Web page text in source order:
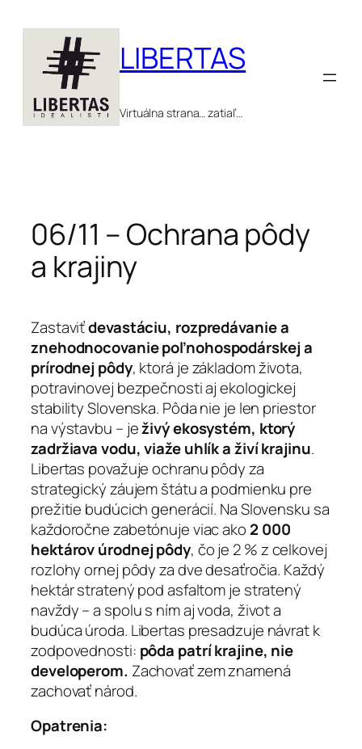
obsah
LIBERTAS
Virtuálna strana… zatiaľ…
06/11 – Ochrana pôdy
a krajiny
Zastaviťdevastáciu, rozpredávanie a
znehodnocovanie poľnohospodárskej a
prírodnej pôdy, ktorá je základom života,
potravinovej bezpečnosti aj ekologickej
stability Slovenska. Pôda nie je len priestor
na výstavbu – ježivý ekosystém, ktorý
zadržiava vodu, viaže uhlík a živí krajinu.
Libertas považuje ochranu pôdy za
strategický záujem štátu a podmienku pre
prežitie budúcich generácií. Na Slovensku sa
každoročne zabetónuje viac ako 2 000
hektárov úrodnej pôdy, čo je 2 % z celkovej
rozlohy ornej pôdy za dve desaťročia. Každý
hektár stratený pod asfaltom je stratený
navždy – a spolu s ním aj voda, život a
budúca úroda. Libertas presadzuje návrat k
zodpovednosti: pôda patrí krajine, nie
developerom. Zachovať zem znamená
zachovať národ.
Opatrenia: